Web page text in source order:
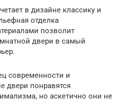
в дизайне классику и
отделка
позволит
двери в самый
современности и
двери понравятся
но аскетично они не